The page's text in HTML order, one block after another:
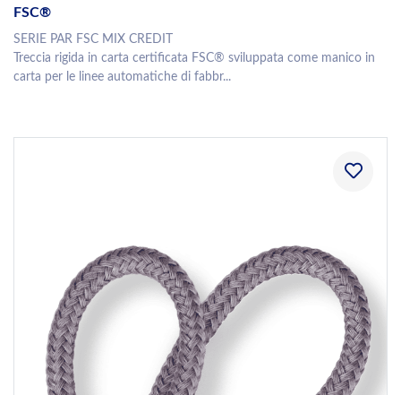
FSC®
SERIE PAR FSC MIX CREDIT
Treccia rigida in carta certificata FSC® sviluppata come manico in
carta per le linee automatiche di fabbr...